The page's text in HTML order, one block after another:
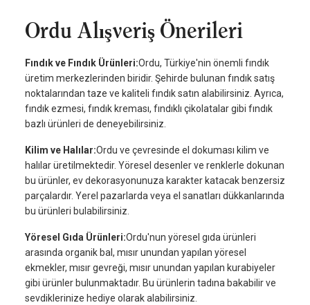
Ordu Alışveriş Önerileri
Fındık ve Fındık Ürünleri:Ordu, Türkiye'nin önemli fındık
üretim merkezlerinden biridir. Şehirde bulunan fındık satış
noktalarından taze ve kaliteli fındık satın alabilirsiniz. Ayrıca,
fındık ezmesi, fındık kreması, fındıklı çikolatalar gibi fındık
bazlı ürünleri de deneyebilirsiniz.
Kilim ve Halılar:Ordu ve çevresinde el dokuması kilim ve
halılar üretilmektedir. Yöresel desenler ve renklerle dokunan
bu ürünler, ev dekorasyonunuza karakter katacak benzersiz
parçalardır. Yerel pazarlarda veya el sanatları dükkanlarında
bu ürünleri bulabilirsiniz.
Yöresel Gıda Ürünleri:Ordu'nun yöresel gıda ürünleri
arasında organik bal, mısır unundan yapılan yöresel
ekmekler, mısır gevreği, mısır unundan yapılan kurabiyeler
gibi ürünler bulunmaktadır. Bu ürünlerin tadına bakabilir ve
sevdiklerinize hediye olarak alabilirsiniz.